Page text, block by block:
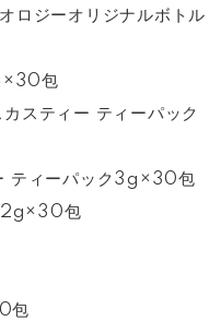
ロジーオリジナルボトル
包
スティー ティーパック
ティーパック3g×30包
2g×30包
包